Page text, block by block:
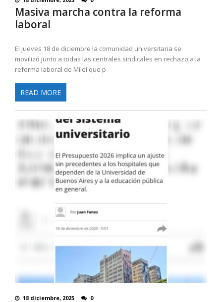
Masiva marcha contra la reforma
laboral
El jueves 18 de diciembre la comunidad universitaria se
movilizó junto a todas las centrales sindicales en rechazo a la
reforma laboral de Milei que p
READ MORE
18 diciembre, 2025 0